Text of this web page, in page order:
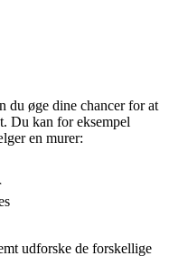
du øge dine chancer for at
Du kan for eksempel
en murer:
udforske de forskellige